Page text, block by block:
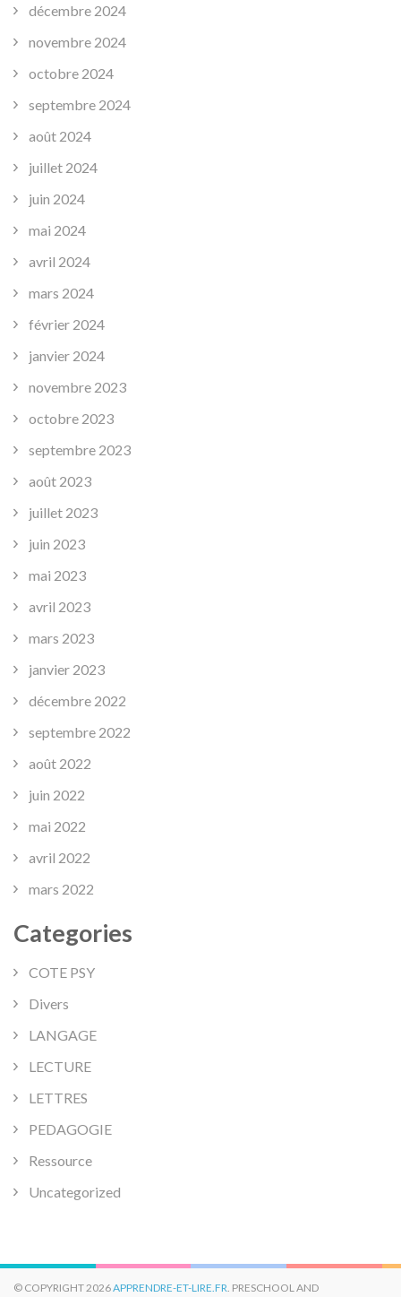
décembre 2024
novembre 2024
octobre 2024
septembre 2024
août 2024
juillet 2024
juin 2024
mai 2024
avril 2024
mars 2024
février 2024
janvier 2024
novembre 2023
octobre 2023
septembre 2023
août 2023
juillet 2023
juin 2023
mai 2023
avril 2023
mars 2023
janvier 2023
décembre 2022
septembre 2022
août 2022
juin 2022
mai 2022
avril 2022
mars 2022
Categories
COTE PSY
Divers
LANGAGE
LECTURE
LETTRES
PEDAGOGIE
Ressource
Uncategorized
© COPYRIGHT 2026APPRENDRE-ET-LIRE.FR. PRESCHOOL AND